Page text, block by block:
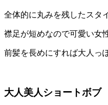
全体的に丸みを残したスタ
襟足が短めなので可愛い女
前髪を長めにすれば大人っ
大人美人ショートボブ